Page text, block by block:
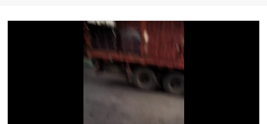
26+32号化妆级白油 46+68号化妆级白油